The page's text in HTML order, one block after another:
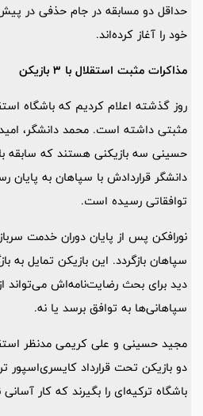
حداقل دو مسابقه در جام حذفی در پیش
خود را آغاز کرده‌اند.
مذاکرات مثبت استقلال با 3 بازیکن
روز گذشته اعلام کردیم که باشگاه
مثبتی داشته است. محمد دانشگر،
حسینی سه بازیکنی هستند که سابقه
دانشگر قراردادش با سپاهان به پایان
توافقاتی رسیده است.
نورافکن پس از پایان دوران خدمت
سپاهان بازگردد. این بازیکن تمایل به
دید برای بحث رضایت‌نامه‌اش می‌تواند
سپاهانی‌ها به توافق برسد یا نه.
مجید حسینی و علی کریمی مدنظر
دو بازیکن تحت قرارداد کایسری‌اسپور
باشگاه ترکیه‌ای را بگیرند که کار